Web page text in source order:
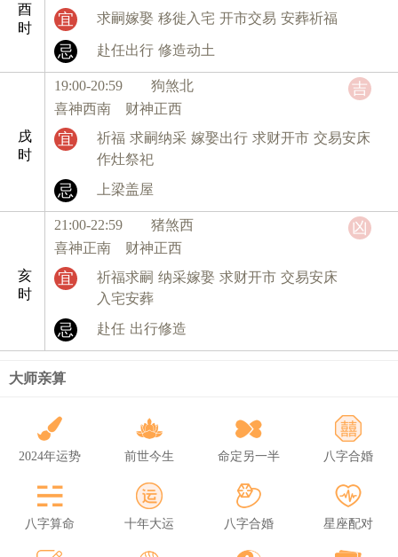
酉
时
宜 求嗣嫁娶 移徙入宅 开市交易 安葬祈福
忌 赴任出行 修造动土
戌
时
19:00-20:59 狗煞北
喜神西南 财神正西
宜 祈福 求嗣纳采 嫁娶出行 求财开市 交易安床
作灶祭祀
忌 上梁盖屋
吉
亥
时
21:00-22:59 猪煞西
喜神正南 财神正西
宜 祈福求嗣 纳采嫁娶 求财开市 交易安床
入宅安葬
忌 赴任 出行修造
凶
大师亲算
2024年运势 前世今生 命定另一半 八字合婚
八字算命 十年大运 八字合婚 星座配对